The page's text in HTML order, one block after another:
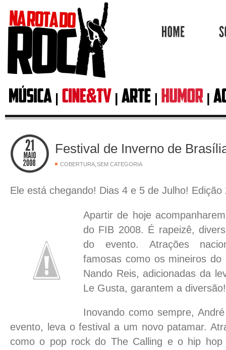
Festival de Inverno de
COBERTURA,SEM CATEGORIA
Ele está chegando! Dias 4 e 5 de Julho! Edição
Apartir de hoje
do FIB 2008. É rapeizê,
do evento. Atrações
famosas como os mineiros do
Nando Reis, adicionadas da
Le Gusta, garantem a diversão!
Inovando como sempre,
evento, leva o festival a um novo patamar.
como o pop rock do The Calling e o hip hop